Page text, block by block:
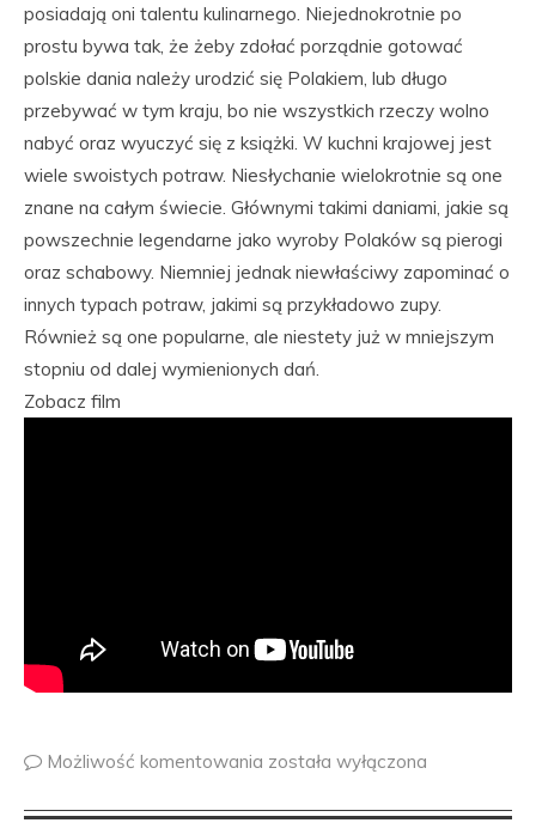
posiadają oni talentu kulinarnego. Niejednokrotnie po
prostu bywa tak, że żeby zdołać porządnie gotować
polskie dania należy urodzić się Polakiem, lub długo
przebywać w tym kraju, bo nie wszystkich rzeczy wolno
nabyć oraz wyuczyć się z książki. W kuchni krajowej jest
wiele swoistych potraw. Niesłychanie wielokrotnie są one
znane na całym świecie. Głównymi takimi daniami, jakie są
powszechnie legendarne jako wyroby Polaków są pierogi
oraz schabowy. Niemniej jednak niewłaściwy zapominać o
innych typach potraw, jakimi są przykładowo zupy.
Również są one popularne, ale niestety już w mniejszym
stopniu od dalej wymienionych dań.
Zobacz film
Możliwość komentowania została wyłączona